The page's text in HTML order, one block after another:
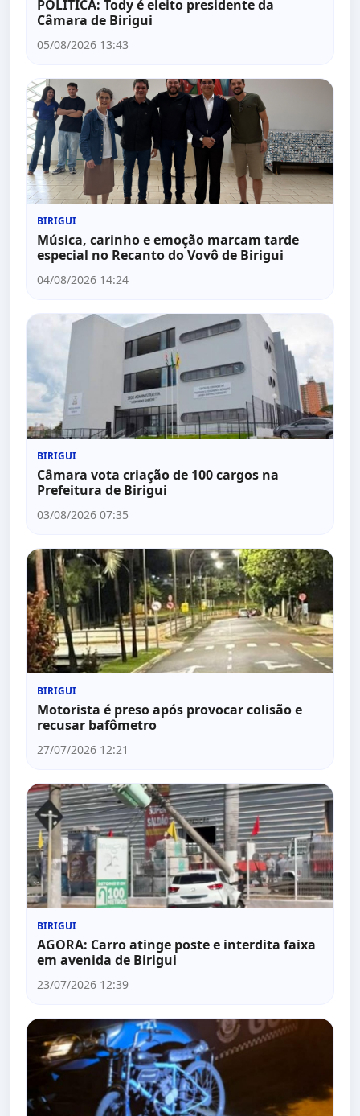
POLITICA: Tody é eleito presidente da
Câmara de Birigui
05/08/2026 13:43
BIRIGUI
Música, carinho e emoção marcam tarde
especial no Recanto do Vovô de Birigui
04/08/2026 14:24
BIRIGUI
Câmara vota criação de 100 cargos na
Prefeitura de Birigui
03/08/2026 07:35
BIRIGUI
Motorista é preso após provocar colisão e
recusar bafômetro
27/07/2026 12:21
BIRIGUI
AGORA: Carro atinge poste e interdita faixa
em avenida de Birigui
23/07/2026 12:39